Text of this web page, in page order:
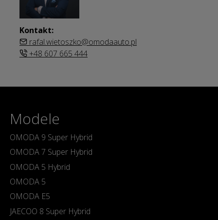
Kontakt:
rafal.wietoszko@omodaauto.pl
+48 607 665 444
Modele
OMODA 9 Super Hybrid
OMODA 7 Super Hybrid
OMODA 5 Hybrid
OMODA 5
OMODA E5
JAECOO 8 Super Hybrid